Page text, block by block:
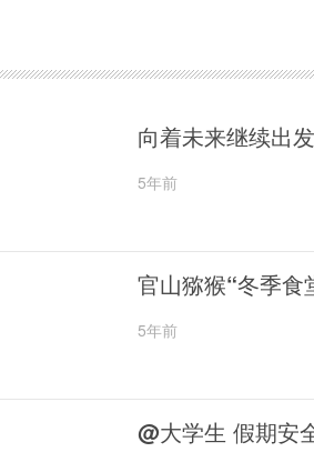
向着未来继续出
5年前
官山猕猴“冬季食
5年前
@大学生 假期安